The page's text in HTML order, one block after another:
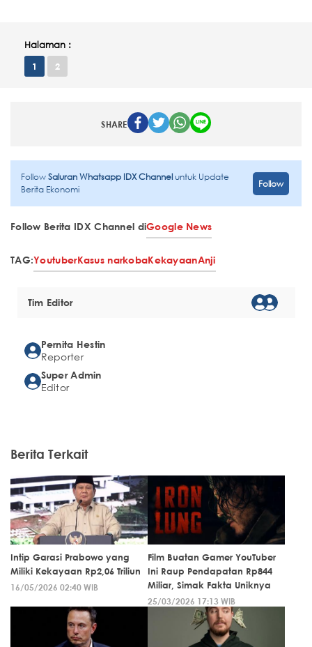
Halaman :
1 2
SHARE
FollowSaluran Whatsapp IDX Channeluntuk Update
Berita Ekonomi
Follow
Follow Berita IDX Channel diGoogle News
TAG:YoutuberKasus narkobaKekayaanAnji
Tim Editor
Pernita Hestin
Reporter
Super Admin
Editor
Berita Terkait
Intip Garasi Prabowo yang
Miliki Kekayaan Rp2,06 Triliun
16/05/2026 02:40 WIB
Film Buatan Gamer YouTuber
Ini Raup Pendapatan Rp844
Miliar, Simak Fakta Uniknya
25/03/2026 17:13 WIB